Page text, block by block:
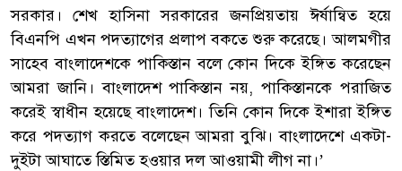
সরকার। শেখ হাসিনা সরকারের জনপ্রিয়তায় ঈর্ষান্বিত হয়ে
বিএনপি এখন পদত্যাগের প্রলাপ বকতে শুরু করেছে। আলমগীর
সাহেব বাংলাদেশকে পাকিস্তান বলে কোন দিকে ইঙ্গিত করেছেন
আমরা জানি। বাংলাদেশ পাকিস্তান নয়, পাকিস্তানকে পরাজিত
করেই স্বাধীন হয়েছে বাংলাদেশ। তিনি কোন দিকে ইশারা ইঙ্গিত
করে পদত্যাগ করতে বলেছেন আমরা বুঝি। বাংলাদেশে একটা-
দুইটা আঘাতে স্তিমিত হওয়ার দল আওয়ামী লীগ না।’